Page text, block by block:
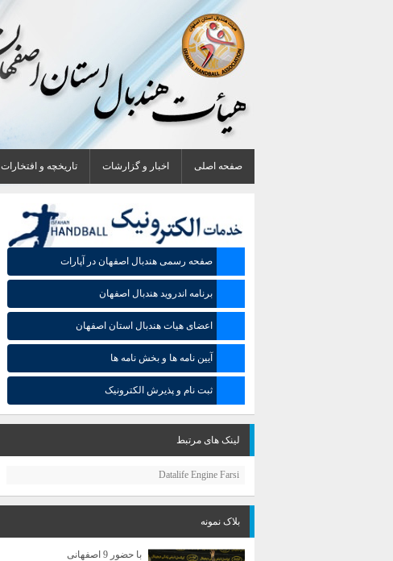
صفحه اصلی اخبار و گزارشات تاریخچه و افتخارات
ثبت نام و پذیرش الکترونیک
آیین نامه ها و بخش نامه ها
اعضای هیات هندبال استان اصفهان
برنامه اندروید هندبال اصفهان
صفحه رسمی هندبال اصفهان در آپارات
لینک های مرتبط
Datalife Engine Farsi
بلاک نمونه
با حضور 9 اصفهانی